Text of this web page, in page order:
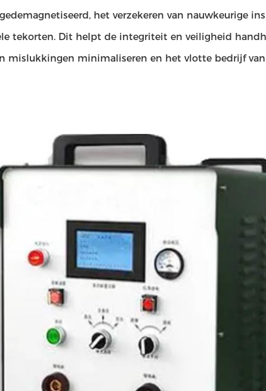
het verzekeren van nauwkeurige
tekorten. Dit helpt de integriteit en veiligheid
mislukkingen minimaliseren en het vlotte bedrijf